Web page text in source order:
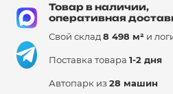
Товар в наличии,
оперативная
Свой склад 8 498 м² и
Поставка товара 1-2 дня
Автопарк из 28 машин